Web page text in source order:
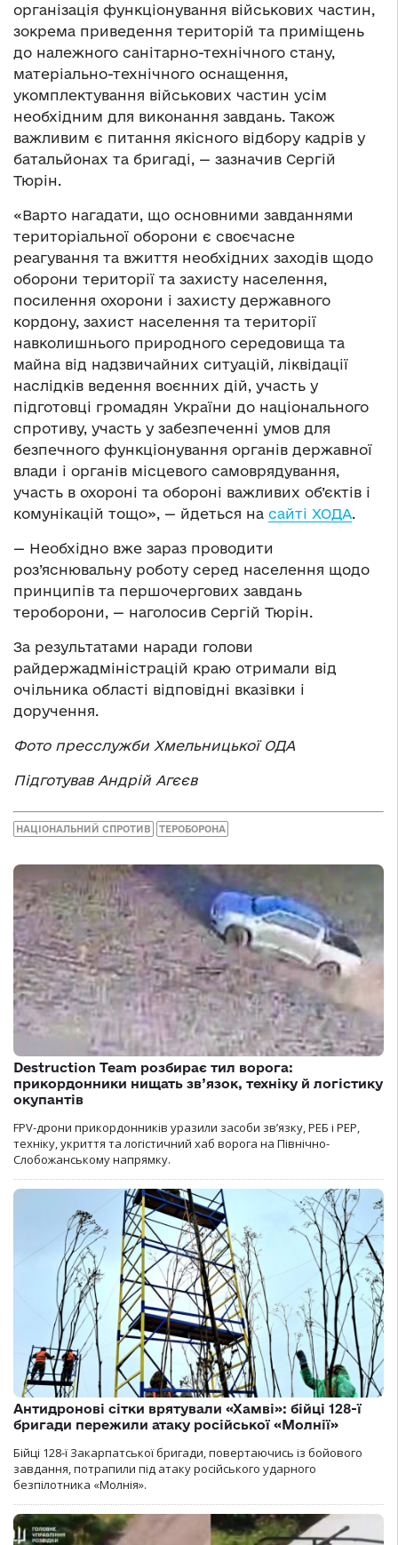
організація функціонування військових частин,
зокрема приведення територій та приміщень
до належного санітарно-технічного стану,
матеріально-технічного оснащення,
укомплектування військових частин усім
необхідним для виконання завдань. Також
важливим є питання якісного відбору кадрів у
батальйонах та бригаді, — зазначив Сергій
Тюрін.
«Варто нагадати, що основними завданнями
територіальної оборони є своєчасне
реагування та вжиття необхідних заходів щодо
оборони території та захисту населення,
посилення охорони і захисту державного
кордону, захист населення та території
навколишнього природного середовища та
майна від надзвичайних ситуацій, ліквідації
наслідків ведення воєнних дій, участь у
підготовці громадян України до національного
спротиву, участь у забезпеченні умов для
безпечного функціонування органів державної
влади і органів місцевого самоврядування,
участь в охороні та обороні важливих об’єктів і
комунікацій тощо», — йдеться на сайті ХОДА.
— Необхідно вже зараз проводити
роз’яснювальну роботу серед населення щодо
принципів та першочергових завдань
тероборони, — наголосив Сергій Тюрін.
За результатами наради голови
райдержадміністрацій краю отримали від
очільника області відповідні вказівки і
доручення.
Фото пресслужбиХмельницької ОДА
Підготував Андрій Агєєв
НАЦІОНАЛЬНИЙ СПРОТИВ ТЕРОБОРОНА
Destruction Team розбирає тил ворога:
прикордонники нищать зв’язок, техніку й логістику
окупантів
FPV-дрони прикордонників уразили засоби зв’язку, РЕБ і РЕР,
техніку, укриття та логістичний хаб ворога на Північно-
Слобожанському напрямку.
Антидронові сітки врятували «Хамві»: бійці 128-ї
бригади пережили атаку російської «Молнії»
Бійці 128-ї Закарпатської бригади, повертаючись із бойового
завдання, потрапили під атаку російського ударного
безпілотника «Молнія».